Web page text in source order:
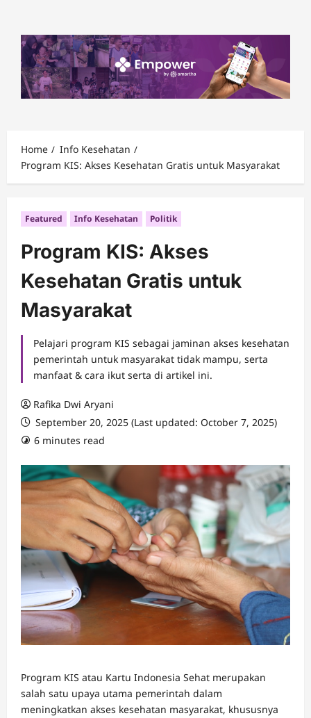
content
Home
Info Kesehatan
Program KIS: Akses Kesehatan Gratis untuk Masyarakat
Featured Info Kesehatan Politik
Program KIS: Akses
Kesehatan Gratis untuk
Masyarakat
Pelajari program KIS sebagai jaminan akses kesehatan
pemerintah untuk masyarakat tidak mampu, serta
manfaat & cara ikut serta di artikel ini.
Rafika Dwi Aryani
September 20, 2025 (Last updated: October 7, 2025)
6 minutes read
Program KIS atau Kartu Indonesia Sehat merupakan
salah satu upaya utama pemerintah dalam
meningkatkan akses kesehatan masyarakat, khususnya